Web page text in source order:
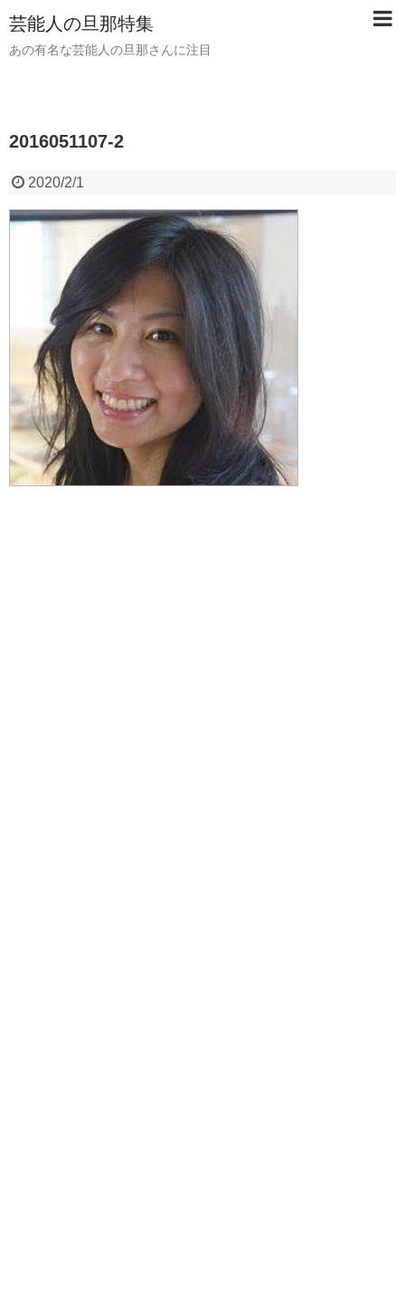
芸能人の旦那特集
あの有名な芸能人の旦那さんに注目
2016051107-2
2020/2/1